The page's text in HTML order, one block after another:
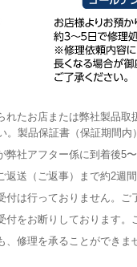
たお店または弊社製品
。製品保証書（保証期間
社アフター係に到着後5
送（ご返事）まで約2週
は行っておりません。ご
をお断りしております。
修理を承ることができ